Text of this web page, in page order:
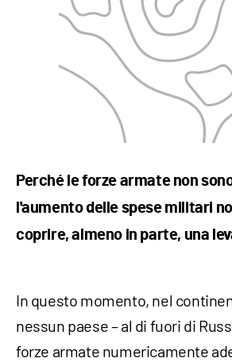
Perché le forze armate non
l'aumento delle spese militari
coprire, almeno in parte, una
In questo momento, nel
nessun paese – al di fuori di
forze armate numericamente